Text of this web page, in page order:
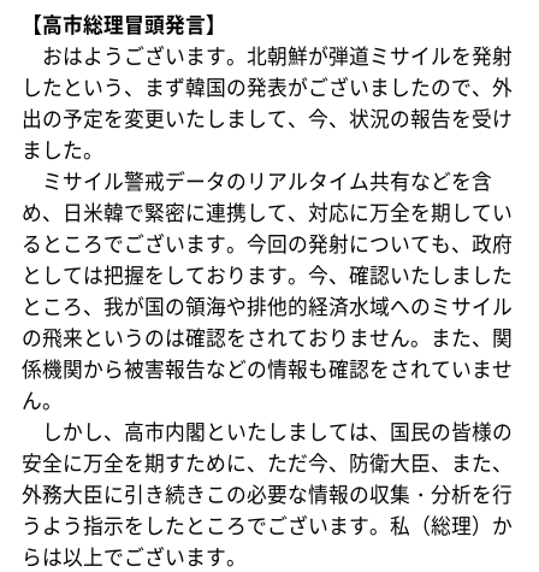
【高市総理冒頭発言】
おはようございます。北朝鮮が弾道ミサイルを発射
したという、まず韓国の発表がございましたので、外
出の予定を変更いたしまして、今、状況の報告を受け
ました。
ミサイル警戒データのリアルタイム共有などを含
め、日米韓で緊密に連携して、対応に万全を期してい
るところでございます。今回の発射についても、政府
としては把握をしております。今、確認いたしました
ところ、我が国の領海や排他的経済水域へのミサイル
の飛来というのは確認をされておりません。また、関
係機関から被害報告などの情報も確認をされていませ
ん。
しかし、高市内閣といたしましては、国民の皆様の
安全に万全を期すために、ただ今、防衛大臣、また、
外務大臣に引き続きこの必要な情報の収集・分析を行
うよう指示をしたところでございます。私（総理）か
らは以上でございます。